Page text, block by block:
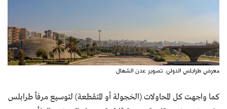
معرض طرابلس الدولي. تصوير عدن الشهال
كما واجهت كل المحاولات (الخجولة أو المتقطعة) لتوسيع مرفأ طرابلس